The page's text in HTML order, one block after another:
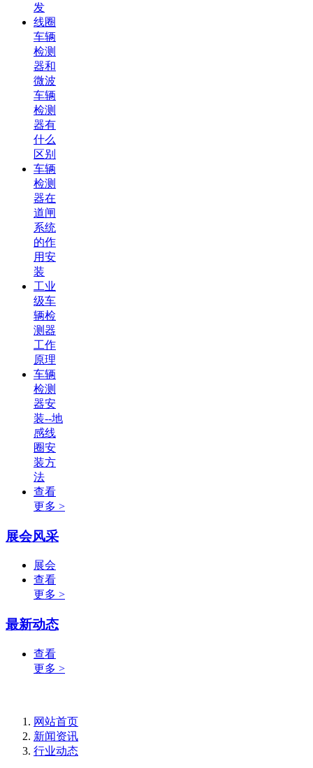
发
线圈
车辆
检测
器和
微波
车辆
检测
器有
什么
区别
车辆
检测
器在
道闸
系统
的作
用安
装
工业
级车
辆检
测器
工作
原理
车辆
检测
器安
装--地
感线
圈安
装方
法
查看
更多 >
展会风采
展会
查看
更多 >
最新动态
查看
更多 >
网站首页
新闻资讯
行业动态